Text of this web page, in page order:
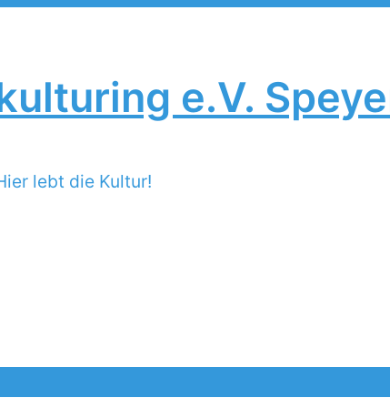
e.V.
lebt die Kultur!